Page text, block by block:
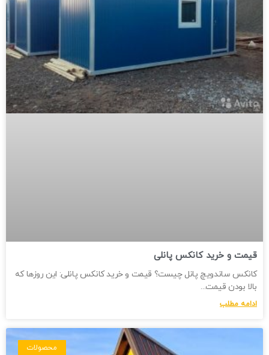
قیمت و خرید کانکس پانلی
کانکس ساندویچ پانل چیست؟ قیمت و خرید کانکس پانلی: این روزها که
بالا بودن قیمت
ادامه مطلب
محصولات